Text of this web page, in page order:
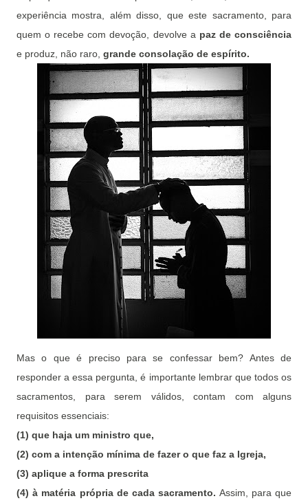
experiência mostra, além disso, que este sacramento, para
quem o recebe com devoção, devolve a paz de consciência
e produz, não raro, grande consolação de espírito.
Mas o que é preciso para se confessar bem? Antes de
responder a essa pergunta, é importante lembrar que todos os
sacramentos, para serem válidos, contam com alguns
requisitos essenciais:
(1) que haja um ministro que,
(2) com a intenção mínima de fazer o que faz a Igreja,
(3) aplique a forma prescrita
(4) à matéria própria de cada sacramento. Assim, para que